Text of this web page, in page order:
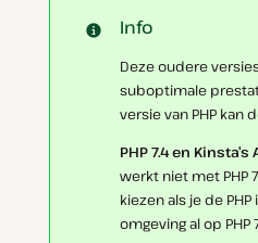
Info
Deze oudere
suboptimale
versie van PHP kan
PHP 7.4 en Kinsta’s
werkt niet met PHP
kiezen als je de
omgeving al op PHP